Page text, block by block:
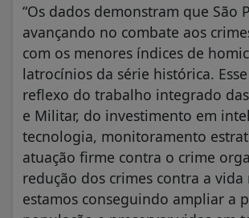
“Os dados demonstram que São
avançando no combate aos
com os menores índices de
latrocínios da série histórica.
reflexo do trabalho integrado
e Militar, do investimento em
tecnologia, monitoramento
atuação firme contra o crime
redução dos crimes contra a vida
estamos conseguindo ampliar a